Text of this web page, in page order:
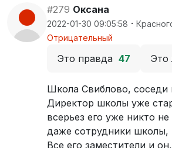
#279 Оксана
2022-01-30 09:05:58 ·
Отрицательный
Это правда 47 Это
Школа Свиблово, соседи
Директор школы уже
всерьез его уже никто
даже сотрудники школы,
Все его заместители и